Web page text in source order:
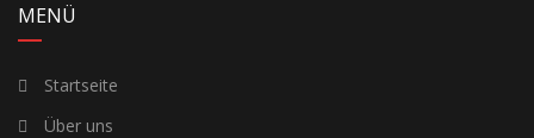
MENÜ
Startseite
Über uns